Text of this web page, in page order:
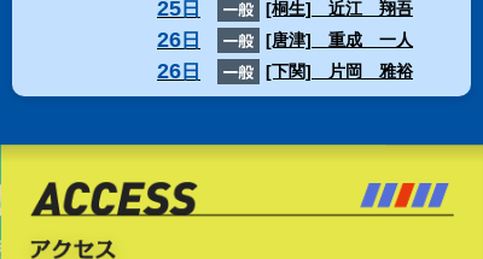
25日 [桐生] 近江 翔吾
26日 [唐津] 重成 一人
26日 [下関] 片岡 雅裕